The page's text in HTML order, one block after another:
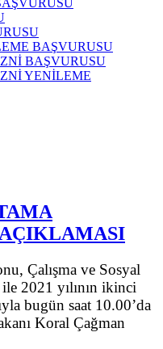
BAŞVURUSU
BAŞVURUSU
YENİLEME
Çalışma ve Sosyal
ile 2021 yılının ikinci
bugün saat 10.00’da
Koral Çağman